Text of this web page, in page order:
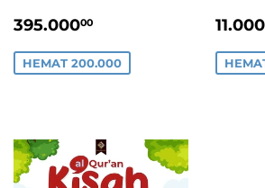
HARGA
395.00000
HEMAT 200.000
11.000